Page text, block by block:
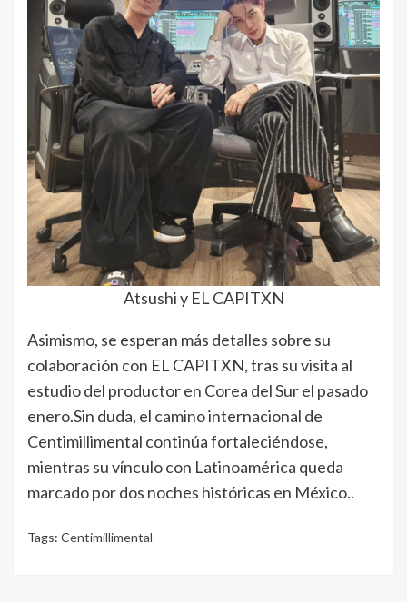
Atsushi y EL CAPITXN
Asimismo, se esperan más detalles sobre su
colaboración con EL CAPITXN, tras su visita al
estudio del productor en Corea del Sur el pasado
enero.Sin duda, el camino internacional de
Centimillimental continúa fortaleciéndose,
mientras su vínculo con Latinoamérica queda
marcado por dos noches históricas en México..
Tags: Centimillimental